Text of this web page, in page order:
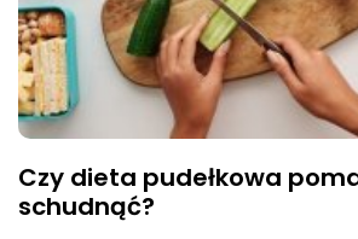
Czy dieta pudełkowa
schudnąć?